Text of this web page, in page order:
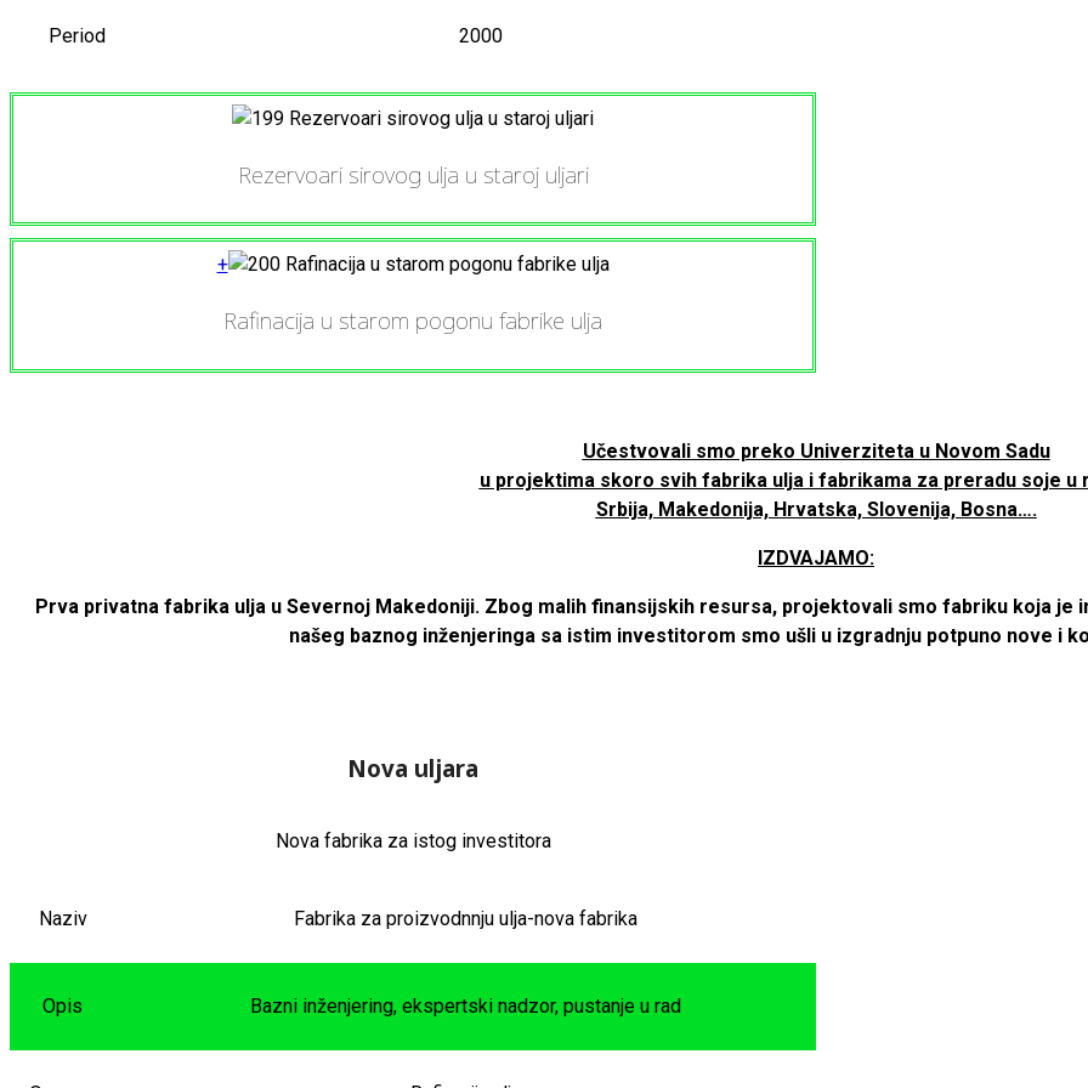
Period 2000
Rezervoari sirovog ulja u staroj uljari
+
Rafinacija u starom pogonu fabrike ulja
Učestvovali smo preko Univerziteta u Novom Sadu
u projektima skoro svih fabrika ulja i fabrikama za preradu soje u
Srbija, Makedonija, Hrvatska, Slovenija, Bosna….
IZDVAJAMO:
Prva privatna fabrika ulja u Severnoj Makedoniji. Zbog malih finansijskih resursa, projektovali smo fabriku koja je
našeg baznog inženjeringa sa istim investitorom smo ušli u izgradnju potpuno nove i
Nova uljara
Nova fabrika za istog investitora
Naziv Fabrika za proizvodnnju ulja-nova fabrika
Opis Bazni inženjering, ekspertski nadzor, pustanje u rad